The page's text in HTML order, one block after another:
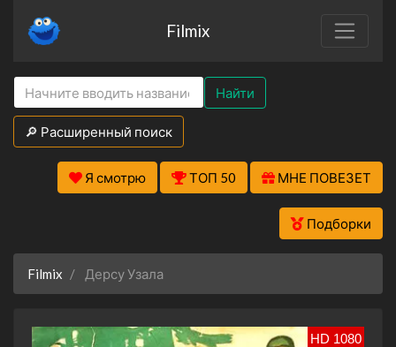
Filmix
Найти
🔎 Расширенный поиск
Я смотрю ТОП 50 МНЕ ПОВЕЗЕТ
Подборки
Filmix Дерсу Узала
HD 1080